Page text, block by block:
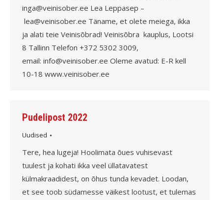
inga@veinisober.ee Lea Leppasep –
lea@veinisober.ee Täname, et olete meiega, ikka
ja alati teie Veinisõbrad! Veinisõbra kauplus, Lootsi
8 Tallinn Telefon +372 5302 3009,
email: info@veinisober.ee Oleme avatud: E-R kell
10-18 www.veinisober.ee
Pudelipost 2022
Uudised
Tere, hea lugeja! Hoolimata õues vuhisevast
tuulest ja kohati ikka veel üllatavatest
külmakraadidest, on õhus tunda kevadet. Loodan,
et see toob südamesse väikest lootust, et tulemas